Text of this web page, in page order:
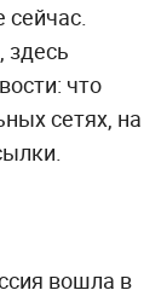
здесь
что
сетях, на
вошла в